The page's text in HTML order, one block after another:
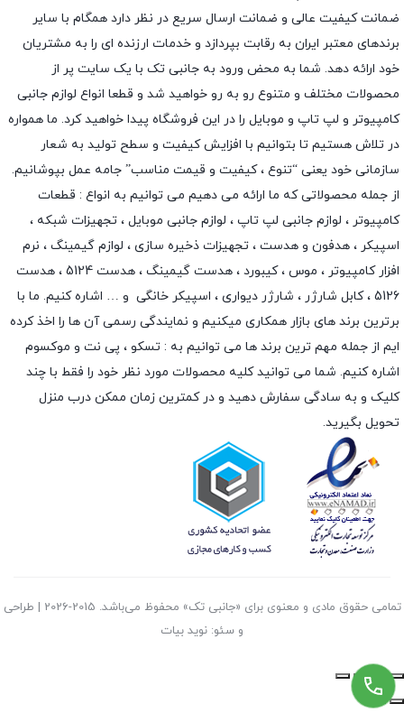
ضمانت کیفیت عالی و ضمانت ارسال سریع در نظر دارد همگام با سایر
برندهای معتبر ایران به رقابت بپردازد و خدمات ارزنده ای را به مشتریان
خود ارائه دهد. شما به محض ورود به جانبی تک با یک سایت پر از
محصولات مختلف و متنوع رو به رو خواهید شد و قطعا انواع لوازم جانبی
کامپیوتر و لپ تاپ و موبایل را در این فروشگاه پیدا خواهید کرد. ما همواره
در تلاش هستیم تا بتوانیم با افزایش کیفیت و سطح تولید به شعار
سازمانی خود یعنی “تنوع ، کیفیت و قیمت مناسب” جامه عمل بپوشانیم.
از جمله محصولاتی که ما ارائه می دهیم می توانیم به انواع : قطعات
کامپیوتر ، لوازم جانبی لپ تاپ ، لوازم جانبی موبایل ، تجهیزات شبکه ،
اسپیکر ، هدفون و هدست ، تجهیزات ذخیره سازی ، لوازم گیمینگ ، نرم
افزار کامپیوتر ، موس ،کیبورد ، هدست گیمینگ
، هدست 5124 ، هدست
5126 ،
کابل شارژر ، شارژر دیواری ، اسپیکر خانگی و … اشاره کنیم. ما با
برترین برند های بازار همکاری میکنیم و نمایندگی رسمی آن ها را اخذ کرده
ایم از جمله مهم ترین برند ها می توانیم به : تسکو ، پی نت و موکسوم
اشاره کنیم. شما می توانید کلیه محصولات مورد نظر خود را فقط با چند
کلیک و به سادگی سفارش دهید و در کمترین زمان ممکن درب منزل
تحویل بگیرید.
تمامی حقوق مادی و معنوی برای «جانبی تک» محفوظ می‌باشد. 2015-2026 | طراحی
و سئو: نوید بیات